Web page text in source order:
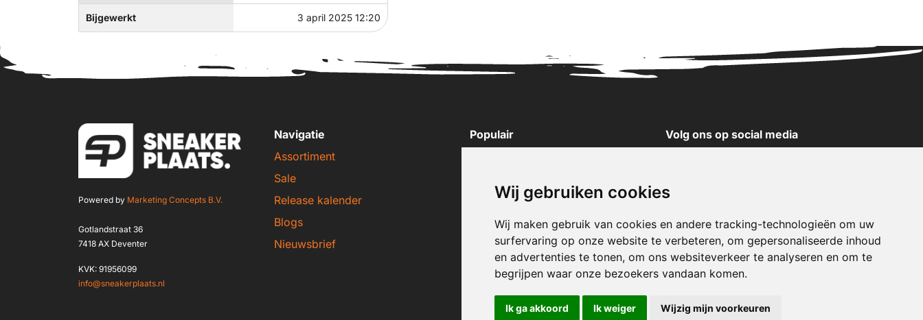
Wij gebruiken cookies
Wij maken gebruik van cookies en andere tracking-technologieën om uw
surfervaring op onze website te verbeteren, om gepersonaliseerde inhoud
en advertenties te tonen, om ons websiteverkeer te analyseren en om te
begrijpen waar onze bezoekers vandaan komen.
Ik ga akkoord Ik weiger Wijzig mijn voorkeuren
Bijgewerkt 3 april 2025 12:20
Powered by Marketing Concepts B.V.
Gotlandstraat 36
7418 AX Deventer
KVK: 91956099
info@sneakerplaats.nl
Navigatie
Assortiment
Sale
Release kalender
Blogs
Nieuwsbrief
Populair
New Balance sneakers
Puma sneakers
Converse sneakers
Volg ons op social media
X
Pinterest